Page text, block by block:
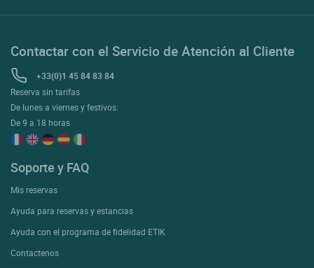
Contactar con el Servicio de Atención al Cliente
+33(0)1 45 84 83 84
Reserva sin tarifas
De lunes a viernes y festivos:
De 9 a 18 horas
Soporte y FAQ
Mis reservas
Ayuda para reservas y estancias
Ayuda con el programa de fidelidad ETIK
Contactenos